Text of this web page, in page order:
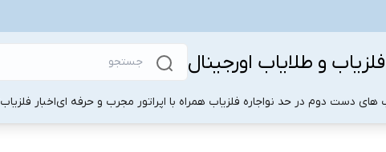
و طلایاب اورجینال
های دست دوم در حد نواجاره فلزیاب همراه با اپراتور مجرب و حرفه ایاخبار فلزیاب